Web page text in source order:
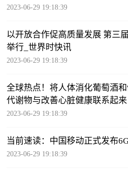
2023-06-29 19:18:39
以开放合作促高质量发展 第三
举行_世界时快讯
2023-06-29 19:18:39
全球热点！将人体消化葡萄酒
代谢物与改善心脏健康联系起来
2023-06-29 19:18:39
当前速读：中国移动正式发布
2023-06-29 19:18:39